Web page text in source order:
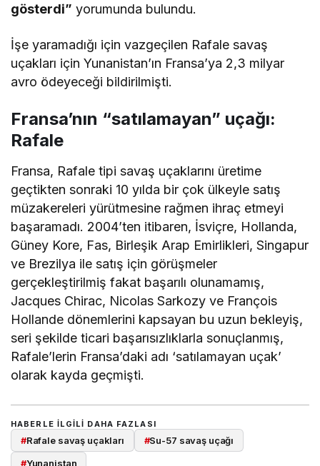
gösterdi” yorumunda bulundu.
İşe yaramadığı için vazgeçilen Rafale savaş
uçakları için Yunanistan’ın Fransa’ya 2,3 milyar
avro ödeyeceği bildirilmişti.
Fransa’nın “satılamayan” uçağı:
Rafale
Fransa, Rafale tipi savaş uçaklarını üretime
geçtikten sonraki 10 yılda bir çok ülkeyle satış
müzakereleri yürütmesine rağmen ihraç etmeyi
başaramadı. 2004’ten itibaren, İsviçre, Hollanda,
Güney Kore, Fas, Birleşik Arap Emirlikleri, Singapur
ve Brezilya ile satış için görüşmeler
gerçekleştirilmiş fakat başarılı olunamamış,
Jacques Chirac, Nicolas Sarkozy ve François
Hollande dönemlerini kapsayan bu uzun bekleyiş,
seri şekilde ticari başarısızlıklarla sonuçlanmış,
Rafale’lerin Fransa’daki adı ‘satılamayan uçak’
olarak kayda geçmişti.
HABERLE ILGILI DAHA FAZLASI
#Rafale savaş uçakları #Su-57 savaş uçağı
#Yunanistan